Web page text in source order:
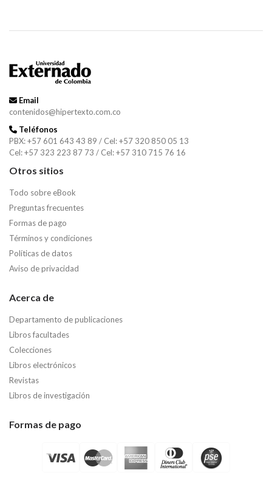
Email
contenidos@hipertexto.com.co
Teléfonos
PBX: +57 601 643 43 89 / Cel: +57 320 850 05 13
Cel: +57 323 223 87 73 / Cel: +57 310 715 76 16
Otros sitios
Todo sobre eBook
Preguntas frecuentes
Formas de pago
Términos y condiciones
Políticas de datos
Aviso de privacidad
Acerca de
Departamento de publicaciones
Libros facultades
Colecciones
Libros electrónicos
Revistas
Libros de investigación
Formas de pago